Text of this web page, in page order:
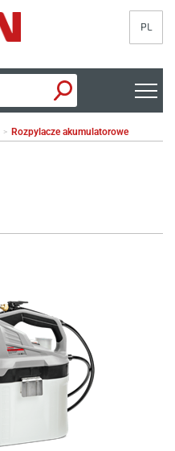
PL
> Rozpylacze akumulatorowe